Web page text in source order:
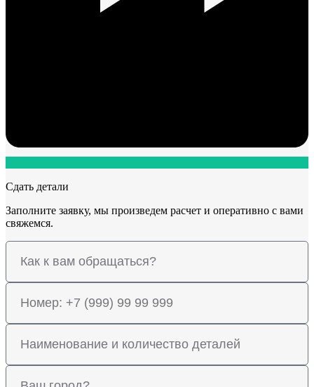
Сдать детали
Заполните заявку, мы произведем расчет и оперативно с вами
свяжемся.